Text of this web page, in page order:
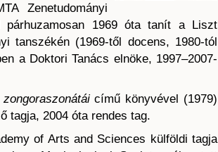
Zenetudományi
párhuzamosan 1969 óta tanít a Liszt
tanszékén (1969-től docens, 1980-tól
a Doktori Tanács elnöke, 1997–2007-
című könyvével (1979)
tagja, 2004 óta rendes tag.
of Arts and Sciences külföldi tagja